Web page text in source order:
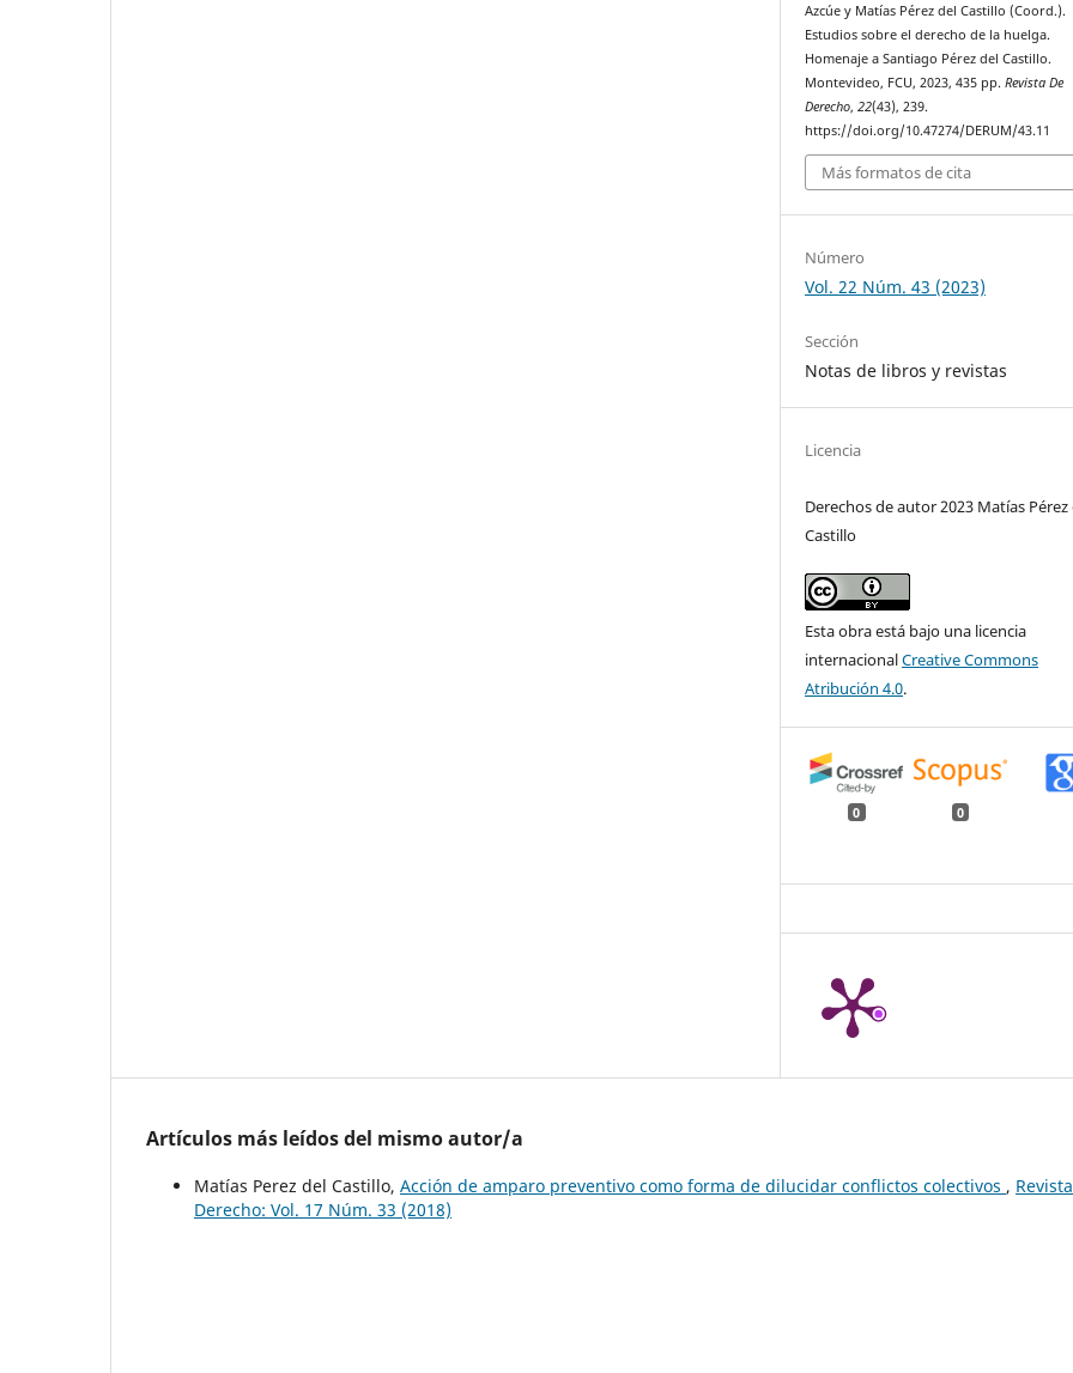
Azcúe y Matías Pérez del Castillo (Coord.).
Estudios sobre el derecho de la huelga.
Homenaje a Santiago Pérez del Castillo.
Montevideo, FCU, 2023, 435 pp.Revista De
Derecho,22(43), 239.
https://doi.org/10.47274/DERUM/43.11
Más formatos de cita
Número
Vol. 22 Núm. 43 (2023)
Sección
Notas de libros y revistas
Licencia
Derechos de autor 2023 Matías Pérez
Castillo
Esta obra está bajo una licencia
internacionalCreative Commons
Atribución 4.0.
0 0
Artículos más leídos del mismo autor/a
Matías Perez del Castillo, Acción de amparo preventivo como forma de dilucidar conflictos colectivos ,
Derecho: Vol. 17 Núm. 33 (2018)